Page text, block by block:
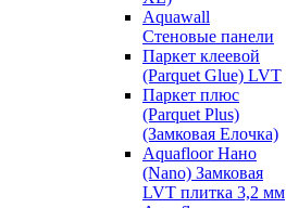
Aquawall
Стеновые панели
Паркет клеевой
(Parquet Glue) LVT
Паркет плюс
(Parquet Plus)
(Замковая Елочка)
Aquafloor Нано
(Nano) Замковая
LVT плитка 3,2 мм